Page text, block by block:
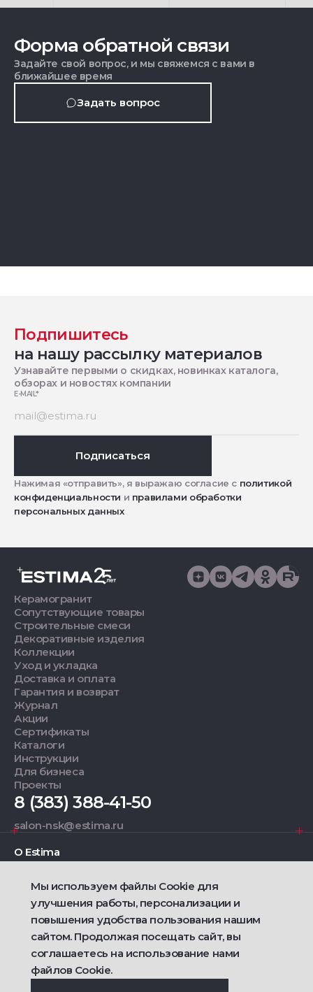
Форма обратной связи
Задайте свой вопрос, и мы свяжемся с вами в
ближайшее время
Задать вопрос
Подпишитесь
на нашу рассылку материалов
Узнавайте первыми о скидках, новинках каталога,
обзорах и новостях компании
E-MAIL*
Подписаться
Нажимая «отправить», я выражаю согласие с политикой
конфиденциальности и правилами обработки
персональных данных
Керамогранит
Сопутствующие товары
Строительные смеси
Декоративные изделия
Коллекции
Уход и укладка
Доставка и оплата
Гарантия и возврат
Журнал
Акции
Сертификаты
Каталоги
Инструкции
Для бизнеса
Проекты
8 (383) 388-41-50
salon-nsk@estima.ru
О Estima
Дизайнерам
Фирменные салоны
2021 — 2026 © Estima
Политика конфиденциальности
Договор публичной оферты о продаже товаров
Мы используем файлы Cookie для
улучшения работы, персонализации и
повышения удобства пользования нашим
сайтом. Продолжая посещать сайт, вы
соглашаетесь на использование нами
файлов Cookie.